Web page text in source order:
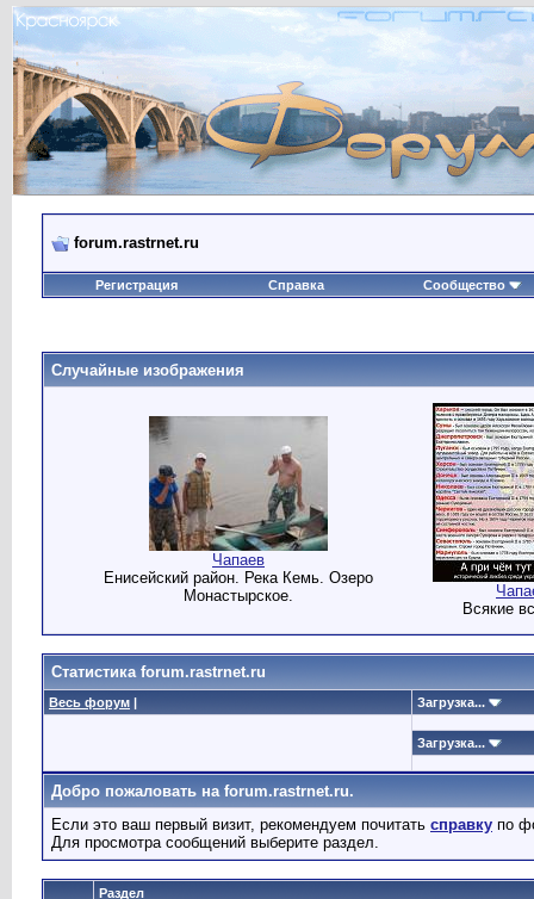
forum.rastrnet.ru
Регистрация Справка Сообщество
Случайные изображения
Чапаев
Енисейский район. Река Кемь. Озеро
Монастырское.
Всякие
Статистика forum.rastrnet.ru
Весь форум | Загрузка...
Загрузка...
Добро пожаловать на forum.rastrnet.ru.
Если это ваш первый визит, рекомендуем почитать справку по
Для просмотра сообщений выберите раздел.
Раздел